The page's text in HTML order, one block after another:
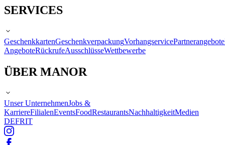
SERVICES
GeschenkkartenGeschenkverpackungVorhangservicePartnerangebote
AngeboteRückrufeAusschlüsseWettbewerbe
ÜBER MANOR
Unser UnternehmenJobs &
KarriereFilialenEventsFoodRestaurantsNachhaltigkeitMedien
DEFRIT